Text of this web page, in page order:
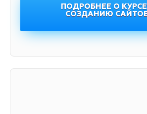
ПОДРОБНЕЕ О
СОЗДАНИЮ